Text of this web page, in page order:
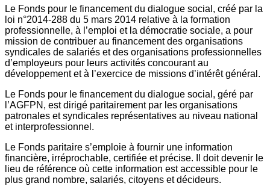
Le Fonds pour le financement du dialogue social, créé par la
loi n°2014-288 du 5 mars 2014 relative à la formation
professionnelle, à l’emploi et la démocratie sociale, a pour
mission de contribuer au financement des organisations
syndicales de salariés et des organisations professionnelles
d’employeurs pour leurs activités concourant au
développement et à l’exercice de missions d’intérêt général.
Le Fonds pour le financement du dialogue social, géré par
l’AGFPN, est dirigé paritairement par les organisations
patronales et syndicales représentatives au niveau national
et interprofessionnel.
Le Fonds paritaire s’emploie à fournir une information
financière, irréprochable, certifiée et précise. Il doit devenir le
lieu de référence où cette information est accessible pour le
plus grand nombre, salariés, citoyens et décideurs.